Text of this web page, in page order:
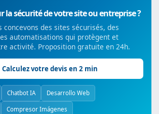
la sécurité de votre site ou entreprise ?
concevons des sites sécurisés, des
automatisations qui protègent et
activité. Proposition gratuite en 24h.
Calculez votre devis en 2 min
Chatbot IA Desarrollo Web
Compresor Imágenes